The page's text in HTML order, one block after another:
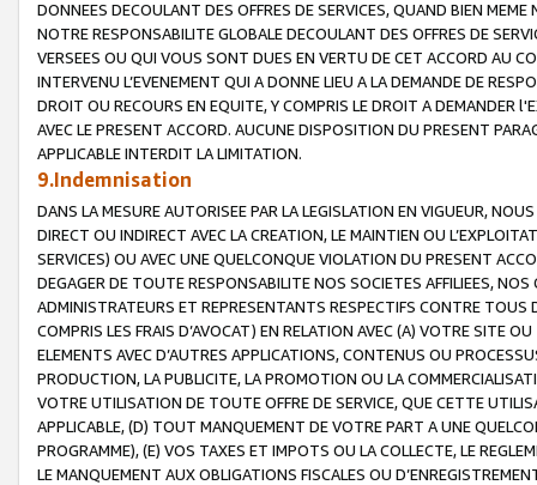
DONNEES DECOULANT DES OFFRES DE SERVICES, QUAND BIEN
NOTRE RESPONSABILITE GLOBALE DECOULANT DES OFFRES DE
VERSEES OU QUI VOUS SONT DUES EN VERTU DE CET ACCORD AU
INTERVENU L’EVENEMENT QUI A DONNE LIEU A LA DEMANDE DE
DROIT OU RECOURS EN EQUITE, Y COMPRIS LE DROIT A DEMANDER
AVEC LE PRESENT ACCORD. AUCUNE DISPOSITION DU PRESENT
APPLICABLE INTERDIT LA LIMITATION.
9.Indemnisation
DANS LA MESURE AUTORISEE PAR LA LEGISLATION EN VIGUEUR,
DIRECT OU INDIRECT AVEC LA CREATION, LE MAINTIEN OU
SERVICES) OU AVEC UNE QUELCONQUE VIOLATION DU PRESENT
DEGAGER DE TOUTE RESPONSABILITE NOS SOCIETES AFFILIEES,
ADMINISTRATEURS ET REPRESENTANTS RESPECTIFS CONTRE
COMPRIS LES FRAIS D’AVOCAT) EN RELATION AVEC (A) VOTRE SITE
ELEMENTS AVEC D’AUTRES APPLICATIONS, CONTENUS OU
PRODUCTION, LA PUBLICITE, LA PROMOTION OU LA
VOTRE UTILISATION DE TOUTE OFFRE DE SERVICE, QUE CETTE
APPLICABLE, (D) TOUT MANQUEMENT DE VOTRE PART A UNE
PROGRAMME), (E) VOS TAXES ET IMPOTS OU LA COLLECTE, LE
LE MANQUEMENT AUX OBLIGATIONS FISCALES OU